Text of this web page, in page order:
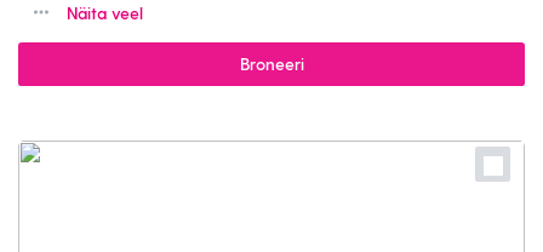
Näita veel
Broneeri